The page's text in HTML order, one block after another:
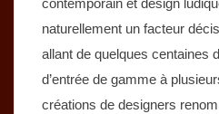
contemporain et design
naturellement un facteur
allant de quelques centaines
d’entrée de gamme à
créations de designers